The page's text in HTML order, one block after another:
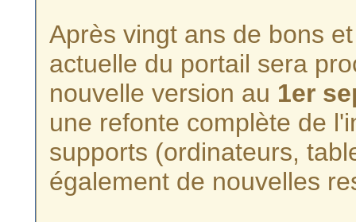
Après vingt ans de bons
actuelle du portail sera
nouvelle version au 1er
une refonte complète de
supports (ordinateurs,
également de nouvelles